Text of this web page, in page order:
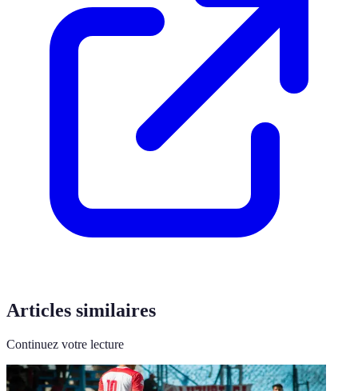
Articles similaires
Continuez votre lecture